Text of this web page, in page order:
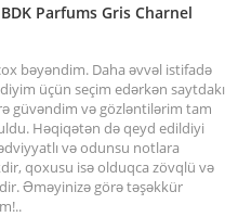
BDK Parfums Gris Charnel
bəyəndim. Daha əvvəl istifadə
üçün seçim edərkən saytdakı
güvəndim və gözləntilərim tam
Həqiqətən də qeyd edildiyi
və odunsu notlara
qoxusu isə olduqca zövqlü və
Əməyinizə görə təşəkkür